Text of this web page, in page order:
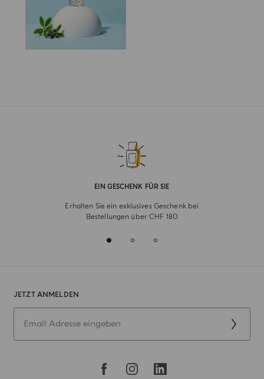
EIN GESCHENK FÜR SIE
Erhalten Sie ein exklusives Geschenk bei
Bestellungen über CHF 180
JETZT ANMELDEN